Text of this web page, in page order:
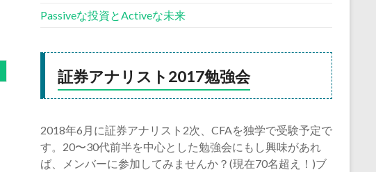
Passiveな投資とActiveな未来
証券アナリスト2017勉強会
2018年6月に証券アナリスト2次、CFAを独学で受験予定で
す。20〜30代前半を中心とした勉強会にもし興味があれ
ば、メンバーに参加してみませんか？(現在70名超え！)ブ